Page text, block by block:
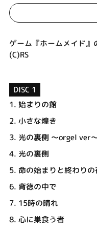
ゲーム『ホームメイド』
(C)RS
DISC 1
1. 始まりの館
2. 小さな煌き
3. 光の裏側 ～orgel ver
4. 光の裏側
5. 命の始まりと終わり
6. 背徳の中で
7. 15時の晴れ
8. 心に巣食う者